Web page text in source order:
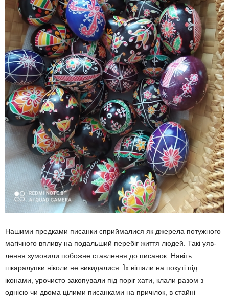
Нашими предками писанки сприймалися як джерела потужного
магічного впливу на подальший перебіг життя людей. Такі уяв­
лення зумовили побожне ставлення до пи­санок. Навіть
шкаралупки ніколи не викидалися. Їх вішали на покуті під
іконами, урочис­то закопували під поріг хати, клали разом з
однією чи двома цілими писанками на причілок, в стайні